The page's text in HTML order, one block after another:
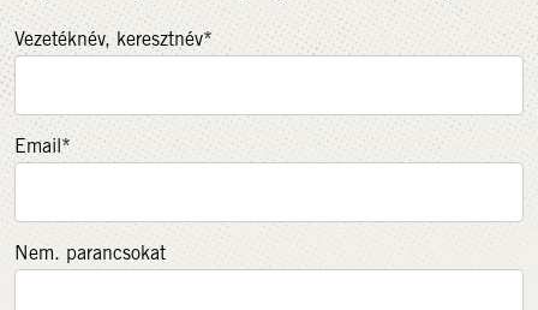
Vezetéknév, keresztnév*
Email*
Nem. parancsokat